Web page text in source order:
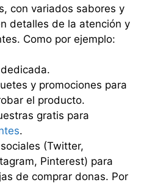
con variados sabores y
detalles de la atención y
Como por ejemplo:
y promociones para
el producto.
gratis para
.
(Twitter,
Pinterest) para
de comprar donas. Por